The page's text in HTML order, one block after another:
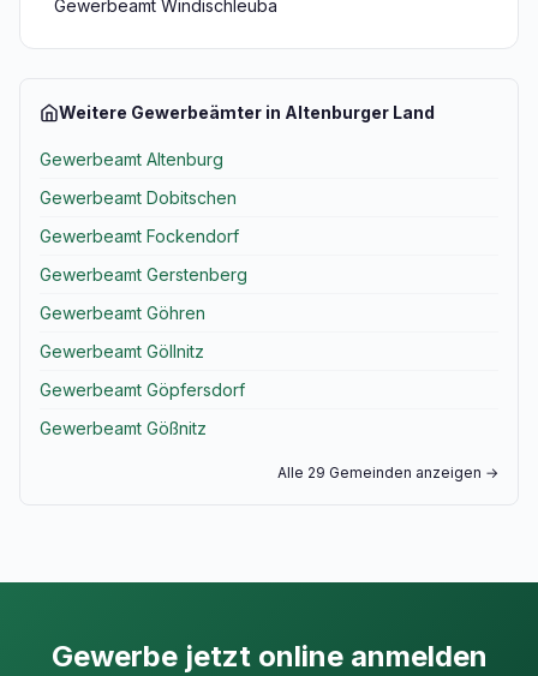
Gewerbeamt Windischleuba
Weitere Gewerbeämter in Altenburger Land
Gewerbeamt Altenburg
Gewerbeamt Dobitschen
Gewerbeamt Fockendorf
Gewerbeamt Gerstenberg
Gewerbeamt Göhren
Gewerbeamt Göllnitz
Gewerbeamt Göpfersdorf
Gewerbeamt Gößnitz
Alle 29 Gemeinden anzeigen →
Gewerbe jetzt online anmelden